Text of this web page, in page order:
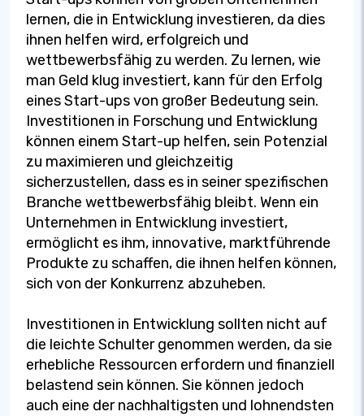
lernen, die in Entwicklung investieren, da dies
ihnen helfen wird, erfolgreich und
wettbewerbsfähig zu werden. Zu lernen, wie
man Geld klug investiert, kann für den Erfolg
eines Start-ups von großer Bedeutung sein.
Investitionen in Forschung und Entwicklung
können einem Start-up helfen, sein Potenzial
zu maximieren und gleichzeitig
sicherzustellen, dass es in seiner spezifischen
Branche wettbewerbsfähig bleibt. Wenn ein
Unternehmen in Entwicklung investiert,
ermöglicht es ihm, innovative, marktführende
Produkte zu schaffen, die ihnen helfen können,
sich von der Konkurrenz abzuheben.
Investitionen in Entwicklung sollten nicht auf
die leichte Schulter genommen werden, da sie
erhebliche Ressourcen erfordern und finanziell
belastend sein können. Sie können jedoch
auch eine der nachhaltigsten und lohnendsten